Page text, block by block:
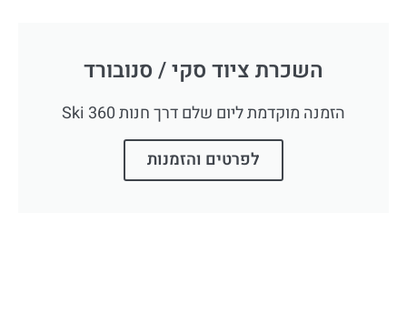
השכרת ציוד סקי / סנובורד
הזמנה מוקדמת ליום שלם דרך חנות 360 Ski
לפרטים והזמנות